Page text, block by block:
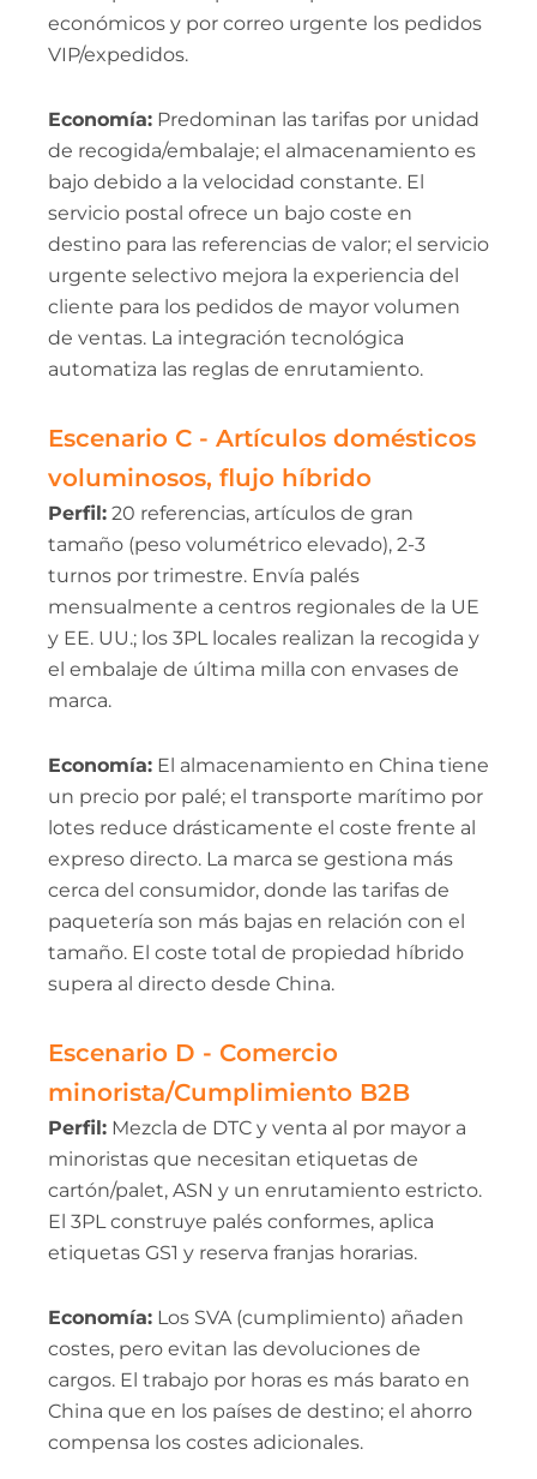
económicos y por correo urgente los pedidos
VIP/expedidos.
Economía:Predominan las tarifas por unidad
de recogida/embalaje; el almacenamiento es
bajo debido a la velocidad constante. El
servicio postal ofrece un bajo coste en
destino para las referencias de valor; el servicio
urgente selectivo mejora la experiencia del
cliente para los pedidos de mayor volumen
de ventas. La integración tecnológica
automatiza las reglas de enrutamiento.
Escenario C - Artículos domésticos
voluminosos, flujo híbrido
Perfil:20 referencias, artículos de gran
tamaño (peso volumétrico elevado), 2-3
turnos por trimestre. Envía palés
mensualmente a centros regionales de la UE
y EE. UU.; los 3PL locales realizan la recogida y
el embalaje de última milla con envases de
marca.
Economía:El almacenamiento en China tiene
un precio por palé; el transporte marítimo por
lotes reduce drásticamente el coste frente al
expreso directo. La marca se gestiona más
cerca del consumidor, donde las tarifas de
paquetería son más bajas en relación con el
tamaño. El coste total de propiedad híbrido
supera al directo desde China.
Escenario D - Comercio
minorista/Cumplimiento B2B
Perfil:Mezcla de DTC y venta al por mayor a
minoristas que necesitan etiquetas de
cartón/palet, ASN y un enrutamiento estricto.
El 3PL construye palés conformes, aplica
etiquetas GS1 y reserva franjas horarias.
Economía:Los SVA (cumplimiento) añaden
costes, pero evitan las devoluciones de
cargos. El trabajo por horas es más barato en
China que en los países de destino; el ahorro
compensa los costes adicionales.